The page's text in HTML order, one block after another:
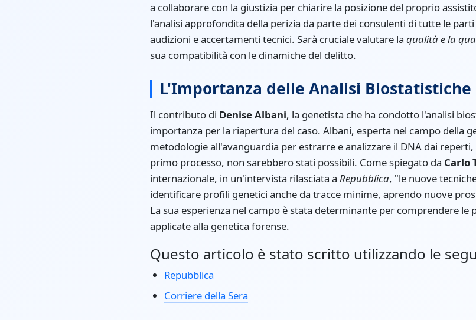
a collaborare con la giustizia per chiarire la posizione del proprio
l'analisi approfondita della perizia da parte dei consulenti di tutte le
audizioni e accertamenti tecnici. Sarà cruciale valutare la qualità e la
sua compatibilità con le dinamiche del delitto.
L'Importanza delle Analisi Biostatistiche
Il contributo di Denise Albani, la genetista che ha condotto l'analisi
importanza per la riapertura del caso. Albani, esperta nel campo della
metodologie all'avanguardia per estrarre e analizzare il DNA dai
primo processo, non sarebbero stati possibili. Come spiegato da Carlo
internazionale, in un'intervista rilasciata a Repubblica, "le nuove
identificare profili genetici anche da tracce minime, aprendo nuove
La sua esperienza nel campo è stata determinante per comprendere le
applicate alla genetica forense.
Questo articolo è stato scritto utilizzando le
Repubblica
Corriere della Sera